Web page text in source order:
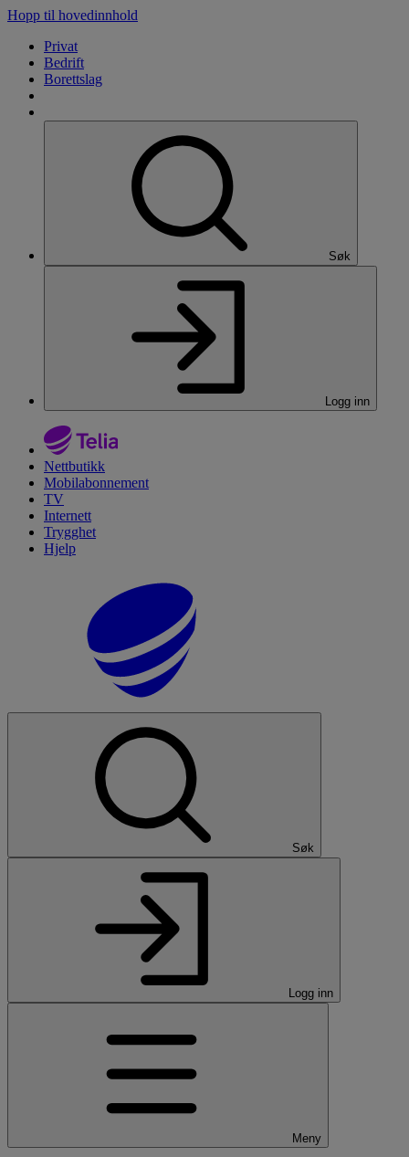
Hopp til hovedinnhold
Privat
Bedrift
Borettslag
Søk
Logg inn
Nettbutikk
Mobilabonnement
TV
Internett
Trygghet
Hjelp
Søk
Logg inn
Meny